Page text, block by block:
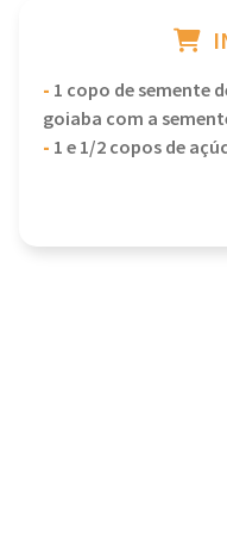
- 1 copo de semente
goiaba com a
- 1 e 1/2 copos de